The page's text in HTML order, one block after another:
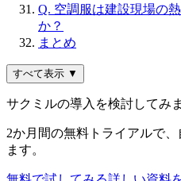
Q. 空調服は建設現場の
か？
まとめ
すべて表示 ▼
サクミルの導入を検討してみ
2か月間の無料トライアルで
ます。